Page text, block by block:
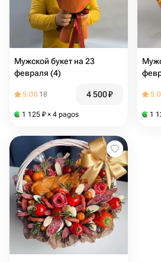
Мужской букет на 23
февраля (4)
5.00 18 4 500₽
1 125 ₽ × 4 pagos 1